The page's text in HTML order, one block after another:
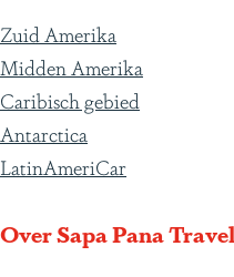
Zuid Amerika
Midden Amerika
Caribisch gebied
Antarctica
LatinAmeriCar
Over Sapa Pana Travel